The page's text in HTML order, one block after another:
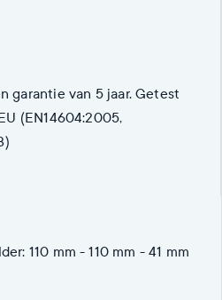
garantie van 5 jaar. Getest
(EN14604:2005,
110 mm - 110 mm - 41 mm